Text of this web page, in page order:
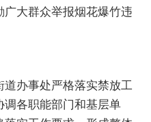
大群众举报烟花爆竹违
办事处严格落实禁放工
调各职能部门和基层单